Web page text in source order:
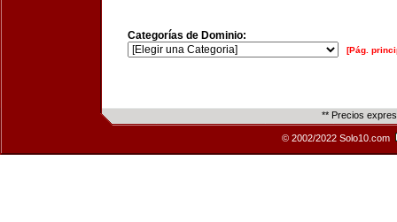
Categorías de Dominio:
[Pág.
** Precios
© 2002/2022 Solo10.com